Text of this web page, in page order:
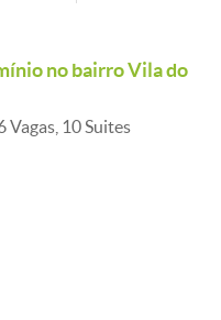
no bairro Vila do
Vagas, 10 Suites